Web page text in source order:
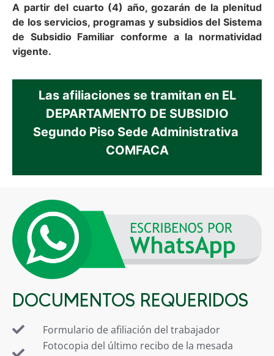
A partir del cuarto (4) año, gozarán de la plenitud
de los servicios, programas y subsidios del Sistema
de Subsidio Familiar conforme a la normatividad
vigente.
Las afiliaciones se tramitan en EL
DEPARTAMENTO DE SUBSIDIO
Segundo Piso Sede Administrativa
COMFACA
DOCUMENTOS REQUERIDOS
Formulario de afiliación del trabajador
Fotocopia del último recibo de la mesada